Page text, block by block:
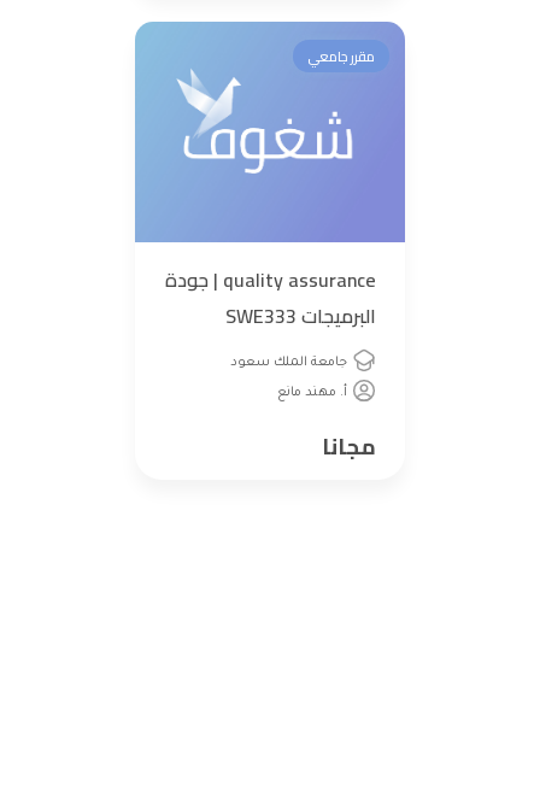
مقرر جامعي
quality assurance | جودة
البرميجات SWE333
جامعة الملك سعود
أ. مهند مانع
مجانا